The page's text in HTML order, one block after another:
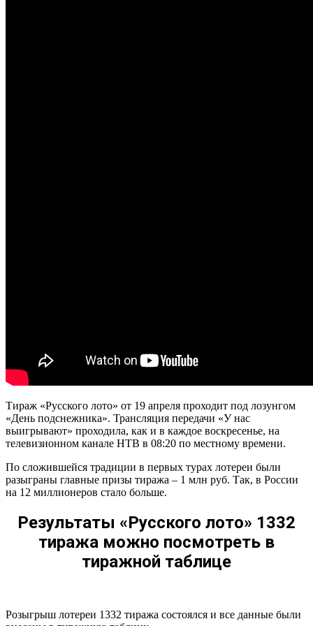
Тираж «Русского лото» от 19 апреля проходит под лозунгом
«День подснежника». Трансляция передачи «У нас
выигрывают» проходила, как и в каждое воскресенье, на
телевизионном канале НТВ в 08:20 по местному времени.
По сложившейся традиции в первых турах лотереи были
разыграны главные призы тиража – 1 млн руб. Так, в России
на 12 миллионеров стало больше.
Результаты «Русского лото» 1332
тиража можно посмотреть в
тиражной таблице
Розыгрыш лотереи 1332 тиража состоялся и все данные были